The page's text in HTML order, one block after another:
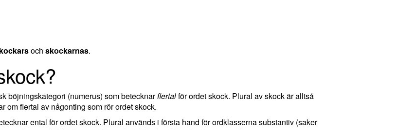
och skockarnas.
böjningskategori (numerus) som betecknarflertalför ordet skock. Plural av skock är alltså
om flertal av någonting som rör ordet skock.
ental för ordet skock. Plural används i första hand för ordklasserna substantiv (saker